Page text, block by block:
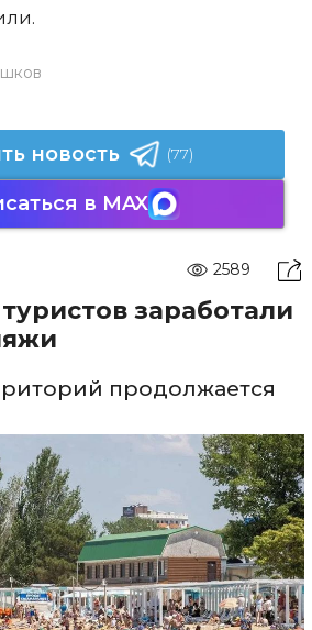
новость (77)
в MAX
2589
заработали
продолжается